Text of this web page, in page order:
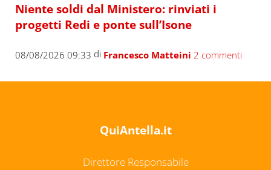
Niente soldi dal Ministero: rinviati i
progetti Redi e ponte sull’Isone
08/08/2026 09:33 di Francesco Matteini 2 commenti
QuiAntella.it
Direttore Responsabile